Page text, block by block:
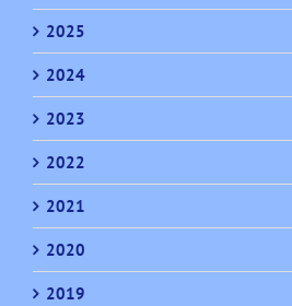
2025
2024
2023
2022
2021
2020
2019